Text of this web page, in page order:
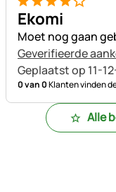
4 van 5
Ekomi
Moet nog gaan
Geverifieerde
Geplaatst op 11-
0 van 0Klanten vinden
Alle